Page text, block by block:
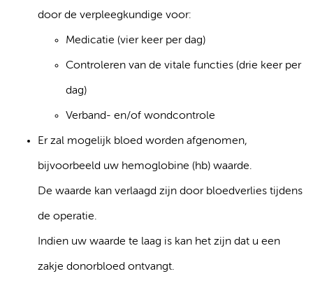
door de verpleegkundige voor:
Medicatie (vier keer per dag)
Controleren van de vitale functies (drie keer per
dag)
Verband- en/of wondcontrole
Er zal mogelijk bloed worden afgenomen,
bijvoorbeeld uw hemoglobine (hb) waarde.
De waarde kan verlaagd zijn door bloedverlies tijdens
de operatie.
Indien uw waarde te laag is kan het zijn dat u een
zakje donorbloed ontvangt.